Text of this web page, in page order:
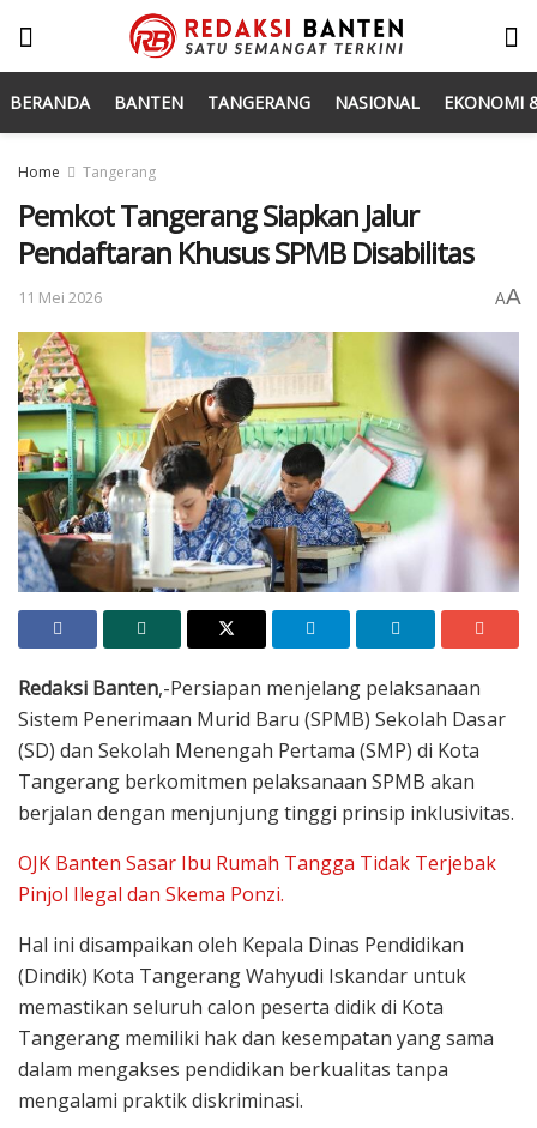
BERANDA BANTEN TANGERANG NASIONAL EKONOMI
Home Tangerang
Pemkot Tangerang Siapkan Jalur
Pendaftaran Khusus SPMB Disabilitas
11 Mei 2026 AA
Redaksi Banten,-Persiapan menjelang pelaksanaan
Sistem Penerimaan Murid Baru (SPMB) Sekolah Dasar
(SD) dan Sekolah Menengah Pertama (SMP) di Kota
Tangerang berkomitmen pelaksanaan SPMB akan
berjalan dengan menjunjung tinggi prinsip inklusivitas.
OJK Banten Sasar Ibu Rumah Tangga Tidak Terjebak
Pinjol Ilegal dan Skema Ponzi.
Hal ini disampaikan oleh Kepala Dinas Pendidikan
(Dindik) Kota Tangerang Wahyudi Iskandar untuk
memastikan seluruh calon peserta didik di Kota
Tangerang memiliki hak dan kesempatan yang sama
dalam mengakses pendidikan berkualitas tanpa
mengalami praktik diskriminasi.